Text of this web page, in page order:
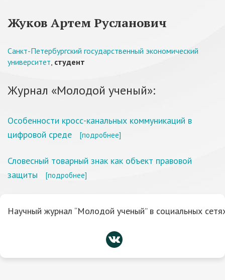
Жуков Артем Русланович
Санкт-Петербургский государственный экономический
университет, студент
Журнал «Молодой ученый»:
Особенности кросс-канальных коммуникаций в
цифровой среде
[подробнее]
Словесный товарный знак как объект правовой
защиты
[подробнее]
Научный журнал “Молодой ученый” в социальных